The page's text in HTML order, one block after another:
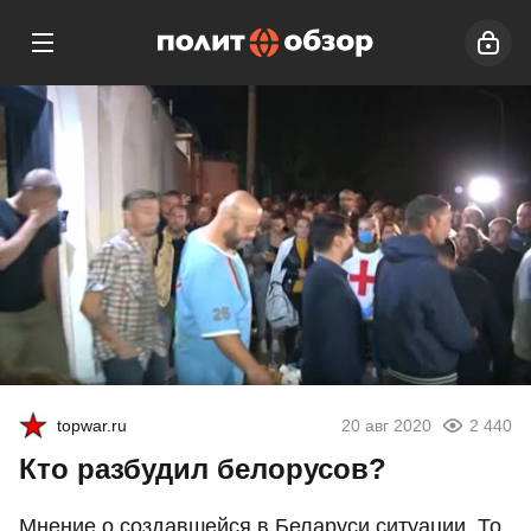
topwar.ru 20 авг 2020 2 440
Кто разбудил белорусов?